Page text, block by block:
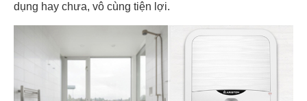
dụng hay chưa, vô cùng tiện lợi.